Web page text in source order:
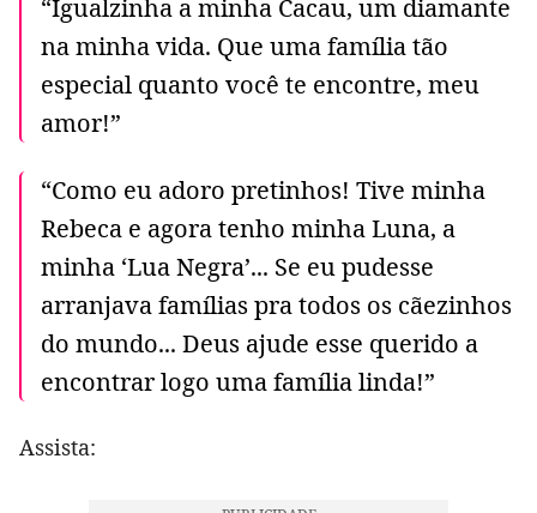
“Igualzinha a minha Cacau, um diamante
na minha vida. Que uma família tão
especial quanto você te encontre, meu
amor!”
“Como eu adoro pretinhos! Tive minha
Rebeca e agora tenho minha Luna, a
minha ‘Lua Negra’... Se eu pudesse
arranjava famílias pra todos os cãezinhos
do mundo... Deus ajude esse querido a
encontrar logo uma família linda!”
Assista: